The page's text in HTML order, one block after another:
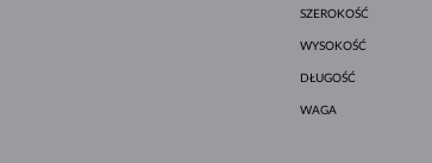
SZEROKOŚĆ
WYSOKOŚĆ
DŁUGOŚĆ
WAGA